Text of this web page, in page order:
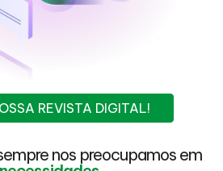
REVISTA DIGITAL!
nos preocupamos em